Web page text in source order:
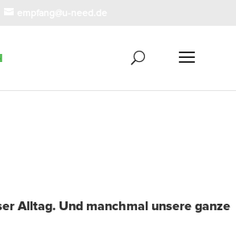
Alltag. Und manchmal unsere ganze